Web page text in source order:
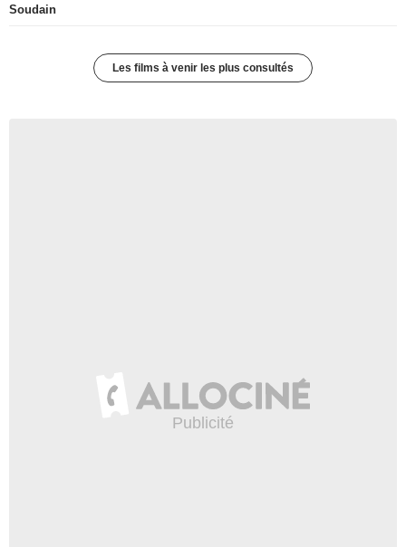
Soudain
Les films à venir les plus consultés